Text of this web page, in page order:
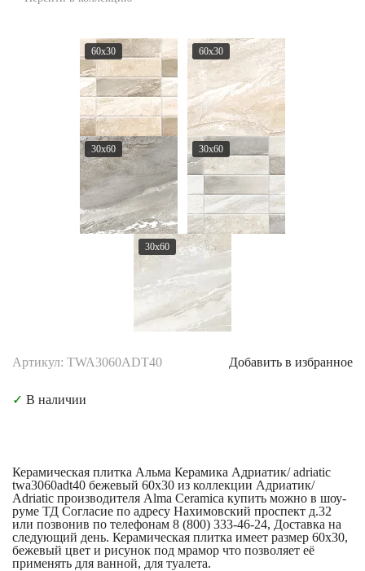
60x30 60x30
30x60 30x60
30x60
Артикул: TWA3060ADT40 Добавить в избранное
✓ В наличии
Керамическая плитка Альма Керамика Адриатик/ adriatic
twa3060adt40 бежевый 60x30 из коллекции Адриатик/
Adriatic производителя Alma Ceramica купить можно в шоу-
руме ТД Согласие по адресу Нахимовский проспект д.32
или позвонив по телефонам 8 (800) 333-46-24, Доставка на
следующий день. Керамическая плитка имеет размер 60x30,
бежевый цвет и рисунок под мрамор что позволяет её
применять для ванной, для туалета.